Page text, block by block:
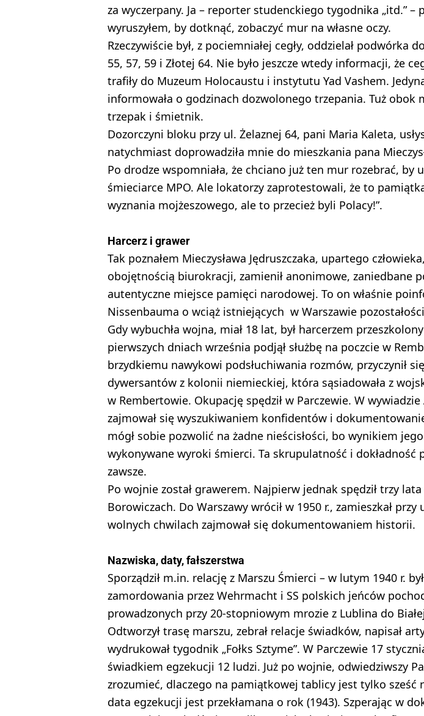
za wyczerpany. Ja – reporter studenckiego tygodnika „itd.” –
wyruszyłem, by dotknąć, zobaczyć mur na własne oczy.
Rzeczywiście był, z pociemniałej cegły, oddzielał podwórka
55, 57, 59 i Złotej 64. Nie było jeszcze wtedy informacji, że
trafiły do Muzeum Holocaustu i instytutu Yad Vashem.
informowała o godzinach dozwolonego trzepania. Tuż obok
trzepak i śmietnik.
Dozorczyni bloku przy ul. Żelaznej 64, pani Maria Kaleta,
natychmiast doprowadziła mnie do mieszkania pana
Po drodze wspomniała, że chciano już ten mur rozebrać, by
śmieciarce MPO. Ale lokatorzy zaprotestowali, że to
wyznania mojżeszowego, ale to przecież byli Polacy!”.
Harcerz i grawer
Tak poznałem Mieczysława Jędruszczaka, upartego
obojętnością biurokracji, zamienił anonimowe, zaniedbane
autentyczne miejsce pamięci narodowej. To on właśnie
Nissenbauma o wciąż istniejących w Warszawie
Gdy wybuchła wojna, miał 18 lat, był harcerzem
pierwszych dniach września podjął służbę na poczcie w
brzydkiemu nawykowi podsłuchiwania rozmów, przyczynił
dywersantów z kolonii niemieckiej, która sąsiadowała z
w Rembertowie. Okupację spędził w Parczewie. W
zajmował się wyszukiwaniem konfidentów i
mógł sobie pozwolić na żadne nieścisłości, bo wynikiem jego
wykonywane wyroki śmierci. Ta skrupulatność i dokładność
zawsze.
Po wojnie został grawerem. Najpierw jednak spędził trzy lata
Borowiczach. Do Warszawy wrócił w 1950 r., zamieszkał przy
wolnych chwilach zajmował się dokumentowaniem historii.
Nazwiska, daty, fałszerstwa
Sporządził m.in. relację z Marszu Śmierci – w lutym 1940 r.
zamordowania przez Wehrmacht i SS polskich jeńców
prowadzonych przy 20-stopniowym mrozie z Lublina do
Odtworzył trasę marszu, zebrał relacje świadków, napisał
wydrukował tygodnik „Fołks Sztyme”. W Parczewie 17
świadkiem egzekucji 12 ludzi. Już po wojnie, odwiedziwszy
zrozumieć, dlaczego na pamiątkowej tablicy jest tylko sześć
data egzekucji jest przekłamana o rok (1943). Szperając w